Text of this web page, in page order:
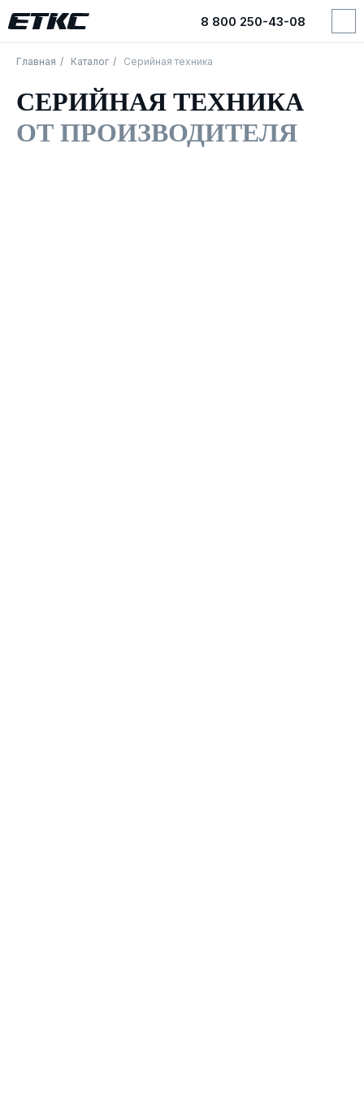
8 800 250-43-08
8 800 250-43-08
Главная / Каталог / Серийная техника
СЕРИЙНАЯ ТЕХНИКА
ОТ ПРОИЗВОДИТЕЛЯ